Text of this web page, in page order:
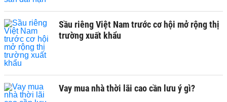
Sầu riêng Việt Nam trước cơ hội mở rộng thị
trường xuất khẩu
Vay mua nhà thời lãi cao cần lưu ý gì?